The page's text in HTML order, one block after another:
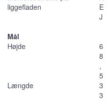
liggefladen
E
J
Mål
Højde
6
8
,
5
Længde
3
3